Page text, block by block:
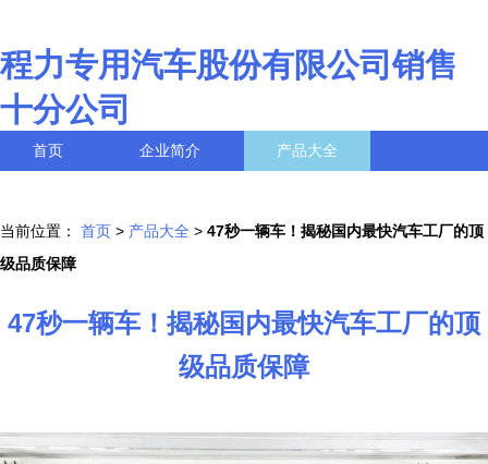
程力专用汽车股份有限公司销售
十分公司
首页 企业简介 产品大全
当前位置： 首页 > 产品大全 > 47秒一辆车！揭秘国内最快汽车工厂的顶
级品质保障
47秒一辆车！揭秘国内最快汽车工厂的顶
级品质保障